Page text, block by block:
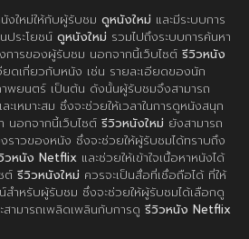
งใหม่ให้กับผู้รับชม ดูหนังใหม่ และมีระบบการ
ประโยชน์ ดูหนังใหม่ รวมไปถึงระบบการค้นหา
ารของผู้รับชม นอกจากนี้เว็บไซต์ รีวิวหนัง
ยดเกี่ยวกับหนัง เช่น รายละเอียดของนัก
พยนตร์ เป็นต้น ดังนั้นผู้รับชมจึงสามารถ
เหมาะสม ซึ่งจะช่วยให้เวลาในการดูหนังสนุก
นอกจากนี้เว็บไซต์ รีวิวหนังใหม่ ยังสามารถ
ราวของหนัง ซึ่งจะช่วยให้ผู้รับชมได้ทราบถึง
วหนัง Netflix และช่วยให้เข้าใจเนื้อหาหนังได้
ต์ รีวิวหนังใหม่ ควรจะเป็นสื่อที่เชื่อถือได้ ที่ให้
สำหรับผู้รับชม ซึ่งจะช่วยให้ผู้รับชมได้เลือกดู
ามารถเพลิดเพลินกับการดู รีวิวหนัง Netflix